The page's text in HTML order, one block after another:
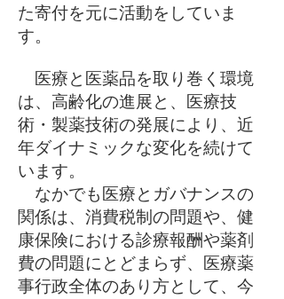
た寄付を元に活動をしていま
す。
医療と医薬品を取り巻く環境
は、高齢化の進展と、医療技
術・製薬技術の発展により、近
年ダイナミックな変化を続けて
います。
なかでも医療とガバナンスの
関係は、消費税制の問題や、健
康保険における診療報酬や薬剤
費の問題にとどまらず、医療薬
事行政全体のあり方として、今